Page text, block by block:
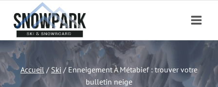
contenu
Accueil / Ski / Enneigement À Métabief : trouver votre
bulletin neige